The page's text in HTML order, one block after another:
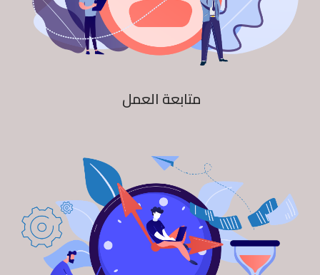
متابعة العمل